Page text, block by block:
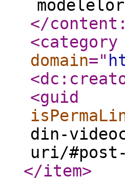
</
<category
domain="
<guid
din-
uri/#post-
</item>